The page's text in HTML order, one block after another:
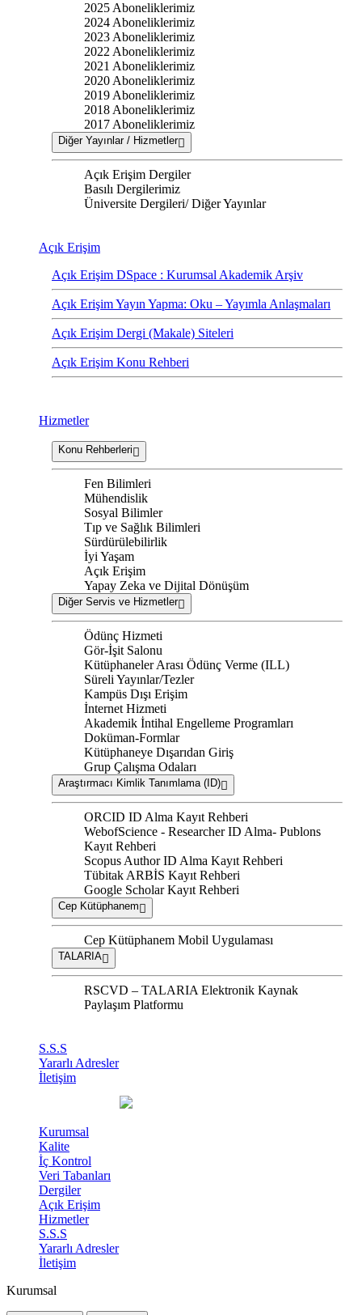
2025 Aboneliklerimiz
2024 Aboneliklerimiz
2023 Aboneliklerimiz
2022 Aboneliklerimiz
2021 Aboneliklerimiz
2020 Aboneliklerimiz
2019 Aboneliklerimiz
2018 Aboneliklerimiz
2017 Aboneliklerimiz
Diğer Yayınlar / Hizmetler
Açık Erişim Dergiler
Basılı Dergilerimiz
Üniversite Dergileri/ Diğer Yayınlar
Açık Erişim
Açık Erişim DSpace : Kurumsal Akademik Arşiv
Açık Erişim Yayın Yapma: Oku – Yayımla Anlaşmaları
Açık Erişim Dergi (Makale) Siteleri
Açık Erişim Konu Rehberi
Hizmetler
Konu Rehberleri
Fen Bilimleri
Mühendislik
Sosyal Bilimler
Tıp ve Sağlık Bilimleri
Sürdürülebilirlik
İyi Yaşam
Açık Erişim
Yapay Zeka ve Dijital Dönüşüm
Diğer Servis ve Hizmetler
Ödünç Hizmeti
Gör-İşit Salonu
Kütüphaneler Arası Ödünç Verme (ILL)
Süreli Yayınlar/Tezler
Kampüs Dışı Erişim
İnternet Hizmeti
Akademik İntihal Engelleme Programları
Doküman-Formlar
Kütüphaneye Dışarıdan Giriş
Grup Çalışma Odaları
Araştırmacı Kimlik Tanımlama (ID)
ORCID ID Alma Kayıt Rehberi
WebofScience - Researcher ID Alma- Publons
Kayıt Rehberi
Scopus Author ID Alma Kayıt Rehberi
Tübitak ARBİS Kayıt Rehberi
Google Scholar Kayıt Rehberi
Cep Kütüphanem
Cep Kütüphanem Mobil Uygulaması
TALARIA
RSCVD – TALARIA Elektronik Kaynak
Paylaşım Platformu
S.S.S
Yararlı Adresler
İletişim
Kurumsal
Kalite
İç Kontrol
Veri Tabanları
Dergiler
Açık Erişim
Hizmetler
S.S.S
Yararlı Adresler
İletişim
Kurumsal